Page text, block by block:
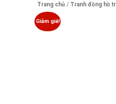
Trang chủ / Tranh đồng hồ
Giảm giá!